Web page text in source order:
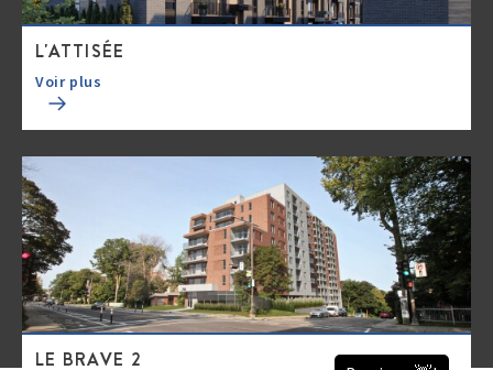
L'ATTISÉE
Voir plus
LE BRAVE 2